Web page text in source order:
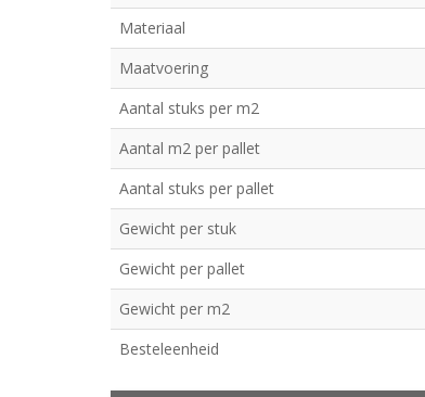
Materiaal
Maatvoering
Aantal stuks per m2
Aantal m2 per pallet
Aantal stuks per pallet
Gewicht per stuk
Gewicht per pallet
Gewicht per m2
Besteleenheid